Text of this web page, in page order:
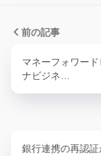
前の記事
マネーフォワー
ナビジネ…
銀行連携の再認